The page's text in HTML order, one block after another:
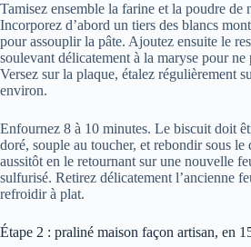
Tamisez ensemble la farine et la poudre de
Incorporez d’abord un tiers des blancs
pour assouplir la pâte. Ajoutez ensuite le
soulevant délicatement à la maryse pour ne
Versez sur la plaque, étalez régulièrement
environ.
Enfournez 8 à 10 minutes. Le biscuit doit
doré, souple au toucher, et rebondir sous
aussitôt en le retournant sur une nouvelle
sulfurisé. Retirez délicatement l’ancienne
refroidir à plat.
Étape 2 : praliné maison façon artisan, en